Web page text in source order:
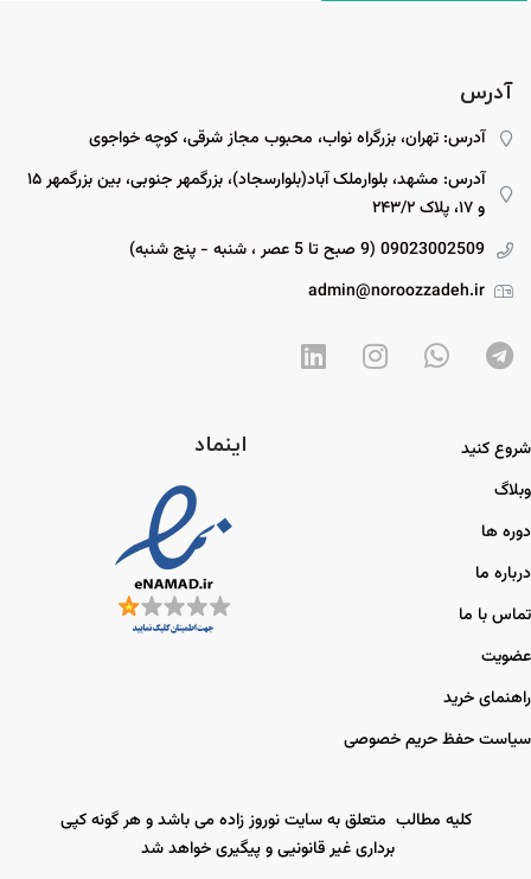
آدرس
آدرس: تهران، بزرگراه نواب، محبوب مجاز شرقی، کوچه خواجوی
آدرس: مشهد، بلوارملک آباد(بلوارسجاد)، بزرگمهر جنوبی، بین بزرگمهر ۱۵
و ۱۷، پلاک ۲۴۳/۲
09023002509 (9 صبح تا 5 عصر ، شنبه - پنج شنبه)
admin@noroozzadeh.ir
شروع کنید
وبلاگ
دوره ها
درباره ما
تماس با ما
عضویت
راهنمای خرید
سیاست حفظ حریم خصوصی
اینماد
کلیه مطالب متعلق به سایت نوروز زاده می باشد و هر گونه کپی
برداری غیر قانونیی و پیگیری خواهد شد